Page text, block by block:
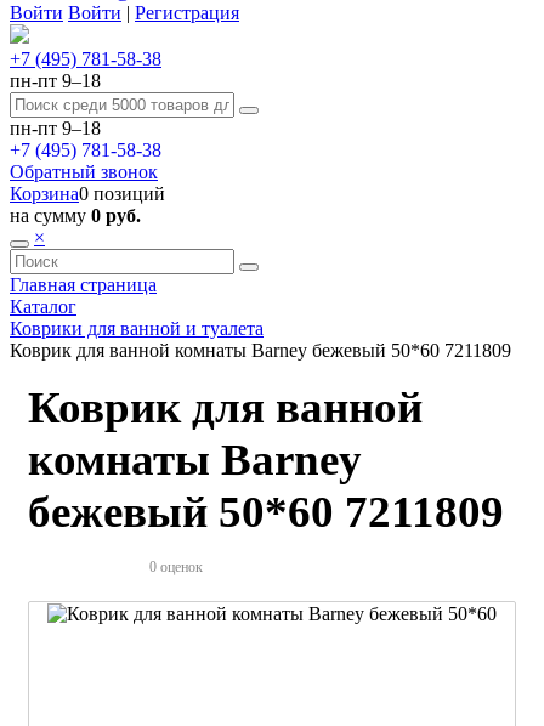
Войти Войти | Регистрация
+7 (495) 781-58-38
пн-пт 9–18
пн-пт 9–18
+7 (495) 781-58-38
Обратный звонок
Корзина0 позиций
на сумму 0 руб.
×
Главная страница
Каталог
Коврики для ванной и туалета
Коврик для ванной комнаты Barney бежевый 50*60 7211809
Коврик для ванной
комнаты Barney
бежевый 50*60 7211809
0 оценок